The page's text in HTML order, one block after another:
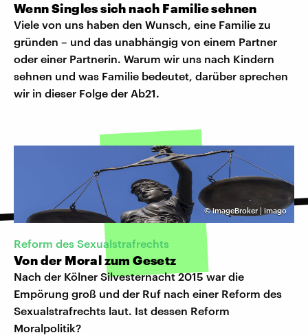
Wenn Singles sich nach Familie sehnen
Viele von uns haben den Wunsch, eine Familie zu
gründen – und das unabhängig von einem Partner
oder einer Partnerin. Warum wir uns nach Kindern
sehnen und was Familie bedeutet, darüber sprechen
wir in dieser Folge der Ab21.
©imageBroker | imago
Reform des Sexualstrafrechts
Von der Moral zum Gesetz
Nach der Kölner Silvesternacht 2015 war die
Empörung groß und der Ruf nach einer Reform des
Sexualstrafrechts laut. Ist dessen Reform
Moralpolitik?